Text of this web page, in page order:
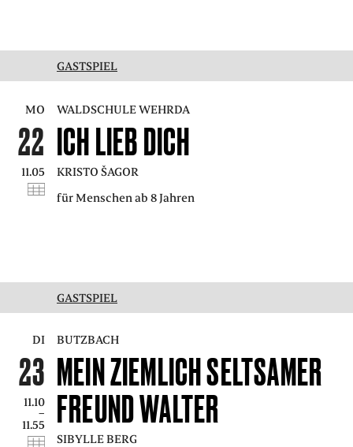
GASTSPIEL
MO
22
11.05
WALDSCHULE WEHRDA
ICH LIEB DICH
KRISTO ŠAGOR
für Menschen ab 8 Jahren
GASTSPIEL
DI
23
11.10
–
11.55
BUTZBACH
MEIN ZIEMLICH SELTSAMER
FREUND WALTER
SIBYLLE BERG